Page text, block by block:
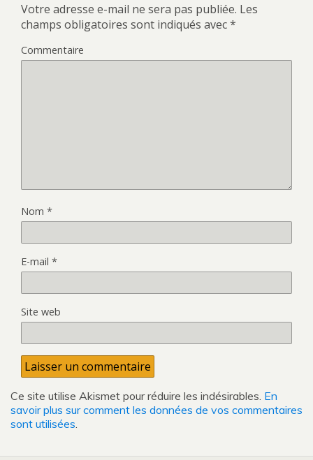
Votre adresse e-mail ne sera pas publiée. Les
champs obligatoires sont indiqués avec*
Commentaire
Nom *
E-mail *
Site web
Ce site utilise Akismet pour réduire les indésirables. En
savoir plus sur comment les données de vos commentaires
sont utilisées